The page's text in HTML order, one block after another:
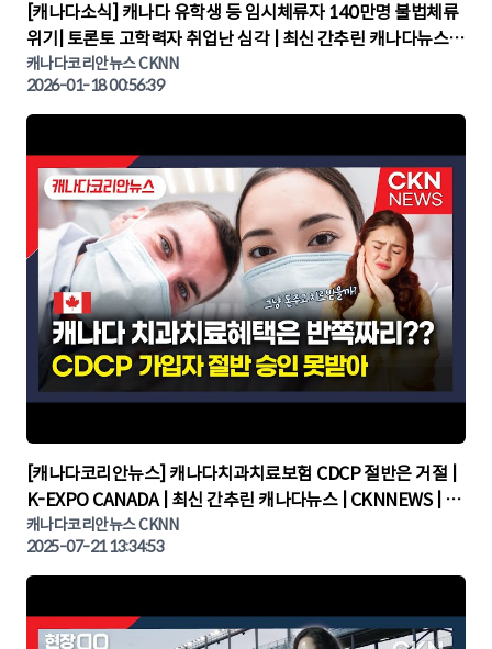
▶
[캐나다소식] 캐나다 유학생 등 임시체류자 140만명 불법체류
위기| 토론토 고학력자 취업난 심각 | 최신 간추린 캐나다뉴스 |
CKNNEWS, 캐나다코리안뉴스
캐나다코리안뉴스 CKNN
2026-01-18 00:56:39
▶
[캐나다코리안뉴스] 캐나다치과치료보험 CDCP 절반은 거절 |
K-EXPO CANADA | 최신 간추린 캐나다뉴스 | CKNNEWS | 캐
나다뉴스 | 토론토뉴스
캐나다코리안뉴스 CKNN
2025-07-21 13:34:53